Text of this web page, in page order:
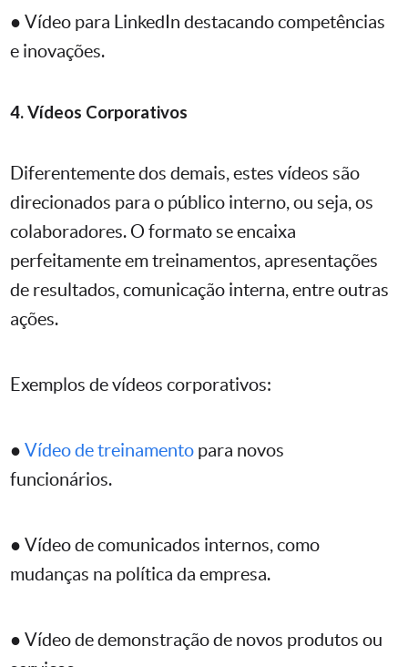
● Vídeo para LinkedIn destacando competências
e inovações.
4. Vídeos Corporativos
Diferentemente dos demais, estes vídeos são
direcionados para o público interno, ou seja, os
colaboradores. O formato se encaixa
perfeitamente em treinamentos, apresentações
de resultados, comunicação interna, entre outras
ações.
Exemplos de vídeos corporativos:
● Vídeo de treinamento para novos
funcionários.
● Vídeo de comunicados internos, como
mudanças na política da empresa.
● Vídeo de demonstração de novos produtos ou